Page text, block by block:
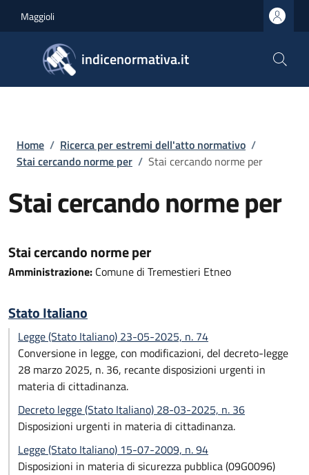
Maggioli
indicenormativa.it
Briciole di pane
Home / Ricerca per estremi dell'atto normativo /
Stai cercando norme per / Stai cercando norme per
Stai cercando norme per
Stai cercando norme per
Amministrazione: Comune di Tremestieri Etneo
Stato Italiano
Legge (Stato Italiano) 23-05-2025, n. 74
Conversione in legge, con modificazioni, del decreto-legge
28 marzo 2025, n. 36, recante disposizioni urgenti in
materia di cittadinanza.
Decreto legge (Stato Italiano) 28-03-2025, n. 36
Disposizioni urgenti in materia di cittadinanza.
Legge (Stato Italiano) 15-07-2009, n. 94
Disposizioni in materia di sicurezza pubblica (09G0096)